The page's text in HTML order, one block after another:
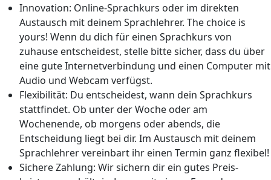
Innovation: Online-Sprachkurs oder im direkten
Austausch mit deinem Sprachlehrer. The choice is
yours! Wenn du dich für einen Sprachkurs von
zuhause entscheidest, stelle bitte sicher, dass du über
eine gute Internetverbindung und einen Computer mit
Audio und Webcam verfügst.
Flexibilität: Du entscheidest, wann dein Sprachkurs
stattfindet. Ob unter der Woche oder am
Wochenende, ob morgens oder abends, die
Entscheidung liegt bei dir. Im Austausch mit deinem
Sprachlehrer vereinbart ihr einen Termin ganz flexibel!
Sichere Zahlung: Wir sichern dir ein gutes Preis-